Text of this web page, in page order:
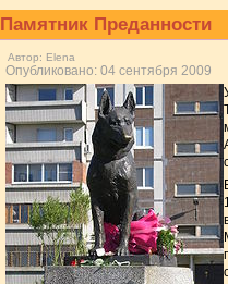
Памятник Преданности
Автор: Elena
Опубликовано: 04 сентября 2009